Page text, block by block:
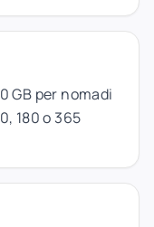
GB per nomadi
180 o 365